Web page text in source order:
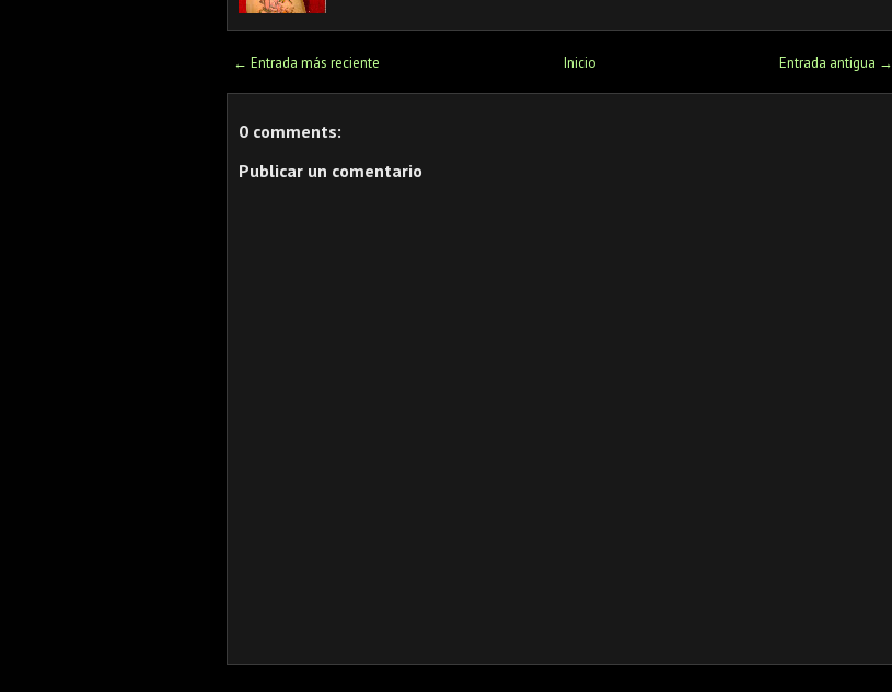
← Entrada más reciente Entrada antigua →
Inicio
0 comments:
Publicar un comentario